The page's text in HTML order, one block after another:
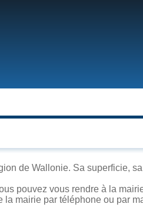
de Wallonie. Sa superficie,
pouvez vous rendre à la
mairie par téléphone ou par